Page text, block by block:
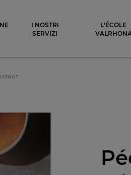
I NOSTRI
SERVIZI
L'ÉCOLE